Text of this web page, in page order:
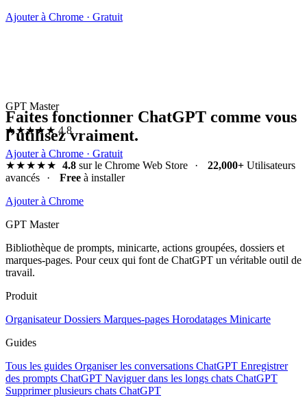
Ajouter à Chrome · Gratuit
GPT Master
★★★★★ 4.8
Ajouter à Chrome · Gratuit
Faites fonctionner ChatGPT comme vous
l’utilisez vraiment.
★★★★★ 4.8sur le Chrome Web Store · 22,000+Utilisateurs
avancés
· Free à installer
Ajouter à Chrome
GPT Master
Bibliothèque de prompts, minicarte, actions groupées, dossiers et
marques-pages. Pour ceux qui font de ChatGPT un véritable outil de
travail.
Produit
OrganisateurDossiers Marques-pages Horodatages Minicarte
Guides
Tous les guides Organiser les conversations ChatGPT Enregistrer
des prompts ChatGPT Naviguer dans les longs chats ChatGPT
Supprimer plusieurs chats ChatGPT